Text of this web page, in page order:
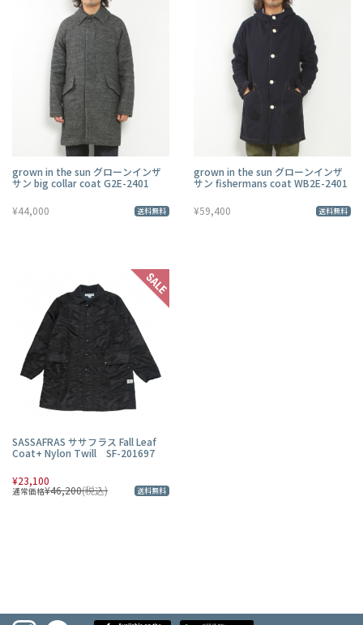
grown in the sun グローンインザ
サン big collar coat G2E-2401
¥44,000 送料無料
grown in the sun グローンインザ
サン fishermans coat WB2E-2401
¥59,400 送料無料
SASSAFRAS ササフラス Fall Leaf
Coat+ Nylon Twill SF-201697
¥23,100
通常価格¥46,200(税込) 送料無料